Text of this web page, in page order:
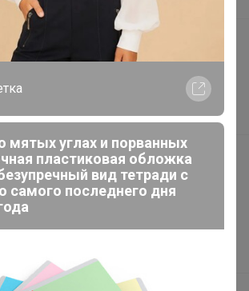
мятых углах и порванных
пластиковая обложка
вид тетради с
самого последнего дня